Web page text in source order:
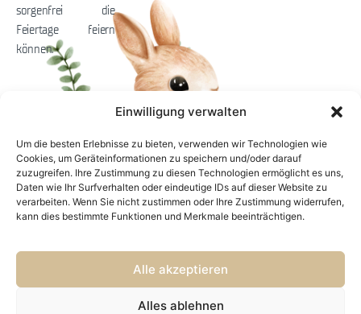
Einwilligung verwalten
Um die besten Erlebnisse zu bieten, verwenden wir Technologien wie
Cookies, um Geräteinformationen zu speichern und/oder darauf
zuzugreifen. Ihre Zustimmung zu diesen Technologien ermöglicht es uns,
Daten wie Ihr Surfverhalten oder eindeutige IDs auf dieser Website zu
verarbeiten. Wenn Sie nicht zustimmen oder Ihre Zustimmung widerrufen,
kann dies bestimmte Funktionen und Merkmale beeinträchtigen.
Alle akzeptieren
Alles ablehnen
sorgenfrei die
Feiertage feiern
können.
Kontaktieren Sie uns für eine individuelle Beratung
Wenn Sie mehr über unsere spezialisierten Leistungen in der
Intensivpflege und Heimbeatmung erfahren möchten oder Fragen zur
Betreuung haben, stehen wir Ihnen gerne für eine persönliche und
individuelle Beratung zur Verfügung.
Beratung vereinbaren